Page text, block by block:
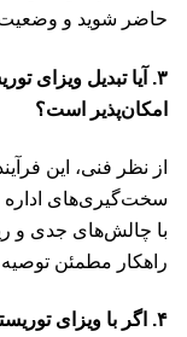
حاضر شوید و وضعیت
۳. آیا تبدیل ویزای
امکان‌پذیر است؟
از نظر فنی، این
سخت‌گیری‌های اداره
با چالش‌های جدی و
راهکار مطمئن
۴. اگر با ویزای